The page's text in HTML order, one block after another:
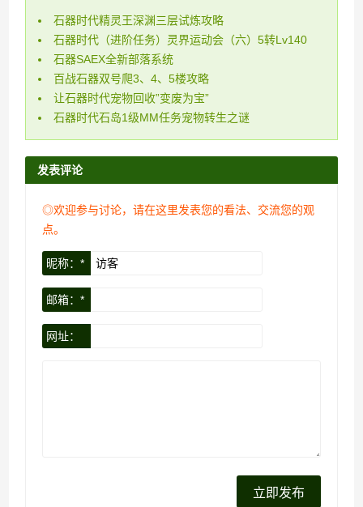
石器时代精灵王深渊三层试炼攻略
石器时代（进阶任务）灵界运动会（六）5转Lv140
石器SAEX全新部落系统
百战石器双号爬3、4、5楼攻略
让石器时代宠物回收”变废为宝”
石器时代石岛1级MM任务宠物转生之谜
发表评论
◎欢迎参与讨论，请在这里发表您的看法、交流您的观
点。
昵称：*
邮箱：*
网址：